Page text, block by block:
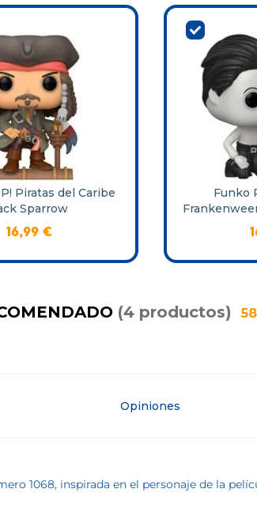
Piratas del Caribe
Sparrow
16,99 €
Funko
(4 productos) 58
Opiniones
1068, inspirada en el personaje de la